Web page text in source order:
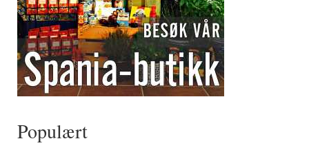
Populært